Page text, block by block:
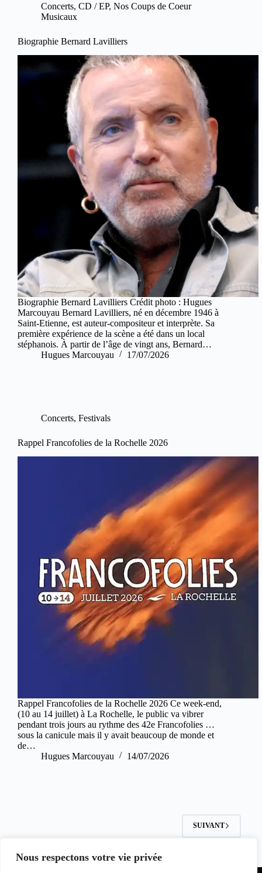
Nous respectons votre vie privée
Concerts, CD / EP, Nos Coups de Coeur
Musicaux
Biographie Bernard Lavilliers
Biographie Bernard Lavilliers Crédit photo : Hugues
Marcouyau Bernard Lavilliers, né en décembre 1946 à
Saint-Etienne, est auteur-compositeur et interprète. Sa
première expérience de la scène a été dans un local
stéphanois. À partir de l’âge de vingt ans, Bernard…
Hugues Marcouyau
17/07/2026
Concerts, Festivals
Rappel Francofolies de la Rochelle 2026
Rappel Francofolies de la Rochelle 2026 Ce week-end,
(10 au 14 juillet) à La Rochelle, le public va vibrer
pendant trois jours au rythme des 42e Francofolies …
sous la canicule mais il y avait beaucoup de monde et
de…
Hugues Marcouyau
14/07/2026
SUIVANT